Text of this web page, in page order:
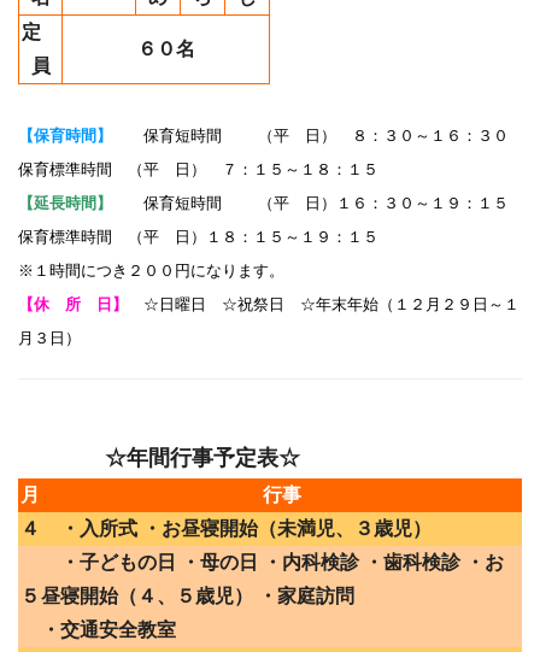
定
員
６０名
【保育時間】
保育短時間 （平 日） ８：３０～１６：３０
保育標準時間 （平 日） ７：１５～１８：１５
【延長時間】
保育短時間 （平 日）１６：３０～１９：１５
保育標準時間 （平 日）１８：１５～１９：１５
※１時間につき２００円になります。
【休 所 日】
☆日曜日 ☆祝祭日 ☆年末年始（１２月２９日～１
月３日）
☆年間行事予定表☆
月
行事
４
・入所式 ・お昼寝開始（未満児、３歳児）
５
・子どもの日 ・母の日 ・内科検診 ・歯科検診 ・お
昼寝開始（４、５歳児） ・家庭訪問
・交通安全教室